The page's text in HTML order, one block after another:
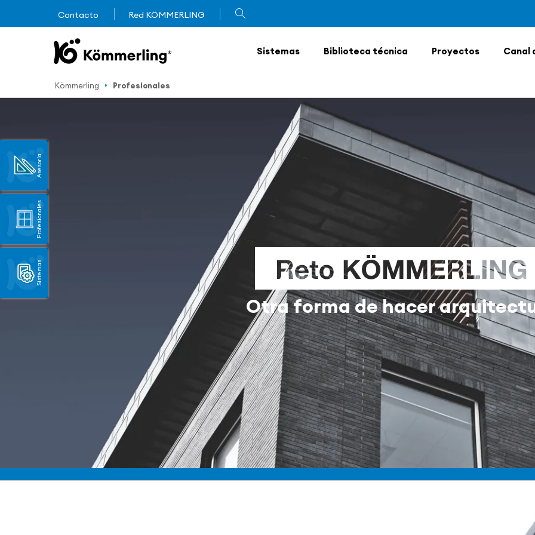
Contacto Red KÖMMERLING
Sistemas Biblioteca técnica Proyectos Canal
Asesoría
Profesionales
Sistemas
Kömmerling Profesionales
Otra forma de hacer